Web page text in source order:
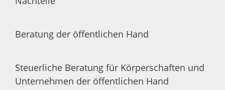
Beratung der öffentlichen Hand
Steuerliche Beratung für Körperschaften und
Unternehmen der öffentlichen Hand